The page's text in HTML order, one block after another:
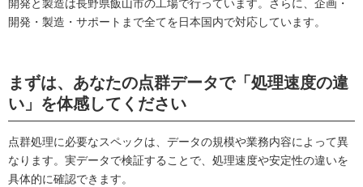
開発と製造は長野県飯山市の工場で行っています。さらに、企画・
開発・製造・サポートまで全てを日本国内で対応しています。
まずは、あなたの点群データで「処理速度の違
い」を体感してください
点群処理に必要なスペックは、データの規模や業務内容によって異
なります。実データで検証することで、処理速度や安定性の違いを
具体的に確認できます。